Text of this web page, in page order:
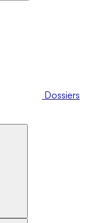
Dossiers